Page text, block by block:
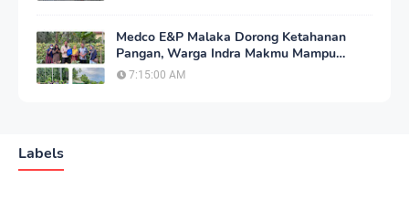
Medco E&P Malaka Dorong Ketahanan
Pangan, Warga Indra Makmu Mampu
Mandiri dengan Kebun Sayur
7:15:00 AM
Labels